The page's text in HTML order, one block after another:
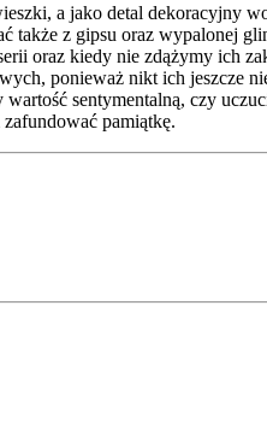
a jako detal dekoracyjny
z gipsu oraz wypalonej
oraz kiedy nie zdążymy ich
ponieważ nikt ich jeszcze
sentymentalną, czy
pamiątkę.